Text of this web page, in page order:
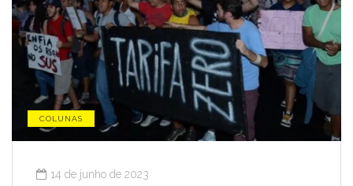
COLUNAS
14 de junho de 2023